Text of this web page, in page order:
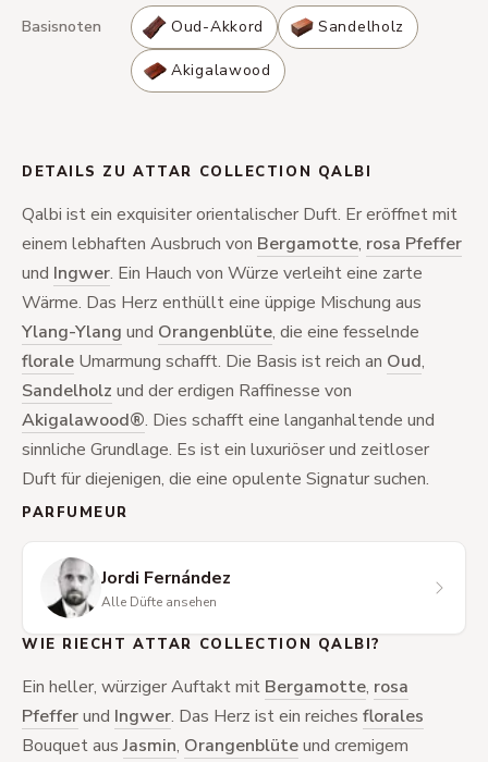
Basisnoten Oud-Akkord Sandelholz
Akigalawood
DETAILS ZU ATTAR COLLECTION QALBI
Qalbi ist ein exquisiter orientalischer Duft. Er eröffnet mit
einem lebhaften Ausbruch von Bergamotte, rosa Pfeffer
und Ingwer. Ein Hauch von Würze verleiht eine zarte
Wärme. Das Herz enthüllt eine üppige Mischung aus
Ylang-Ylang und Orangenblüte, die eine fesselnde
florale Umarmung schafft. Die Basis ist reich an Oud,
Sandelholz und der erdigen Raffinesse von
Akigalawood®. Dies schafft eine langanhaltende und
sinnliche Grundlage. Es ist ein luxuriöser und zeitloser
Duft für diejenigen, die eine opulente Signatur suchen.
PARFUMEUR
Jordi Fernández
Alle Düfte ansehen
WIE RIECHT ATTAR COLLECTION QALBI?
Ein heller, würziger Auftakt mit Bergamotte, rosa
Pfefferund Ingwer. Das Herz ist ein reiches florales
Bouquet ausJasmin, Orangenblüteund cremigem